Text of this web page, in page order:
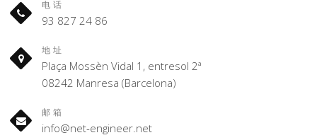
电话
93 827 24 86
地址
Plaça Mossèn Vidal 1, entresol 2ª
08242 Manresa (Barcelona)
邮箱
info@net-engineer.net